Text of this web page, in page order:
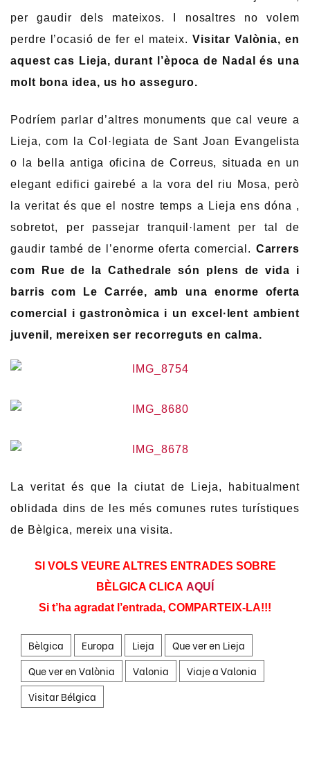
per gaudir dels mateixos. I nosaltres no volem
perdre l’ocasió de fer el mateix.Visitar Valònia, en
aquest cas Lieja, durant l’època de Nadal és una
molt bona idea, us ho asseguro.
Podríem parlar d’altres monuments que cal veure a
Lieja, com la Col·legiata de Sant Joan Evangelista
o la bella antiga oficina de Correus, situada en un
elegant edifici gairebé a la vora del riu Mosa, però
la veritat és que el nostre temps a Lieja ens dóna ,
sobretot, per passejar tranquil·lament per tal de
gaudir també de l’enorme oferta comercial. Carrers
com Rue de la Cathedrale són plens de vida i
barris com Le Carrée, amb una enorme oferta
comercial i gastronòmica i un excel·lent ambient
juvenil, mereixen ser recorreguts en calma.
La veritat és que la ciutat de Lieja, habitualment
oblidada dins de les més comunes rutes turístiques
de Bèlgica, mereix una visita.
SI VOLS VEURE ALTRES ENTRADES SOBRE
BÈLGICA CLICA AQUÍ
Si t’ha agradat l’entrada, COMPARTEIX-LA!!!
Bèlgica Europa Lieja
Que ver en Lieja
Que ver en Valònia
Valonia
Viaje a Valonia
Visitar Bélgica